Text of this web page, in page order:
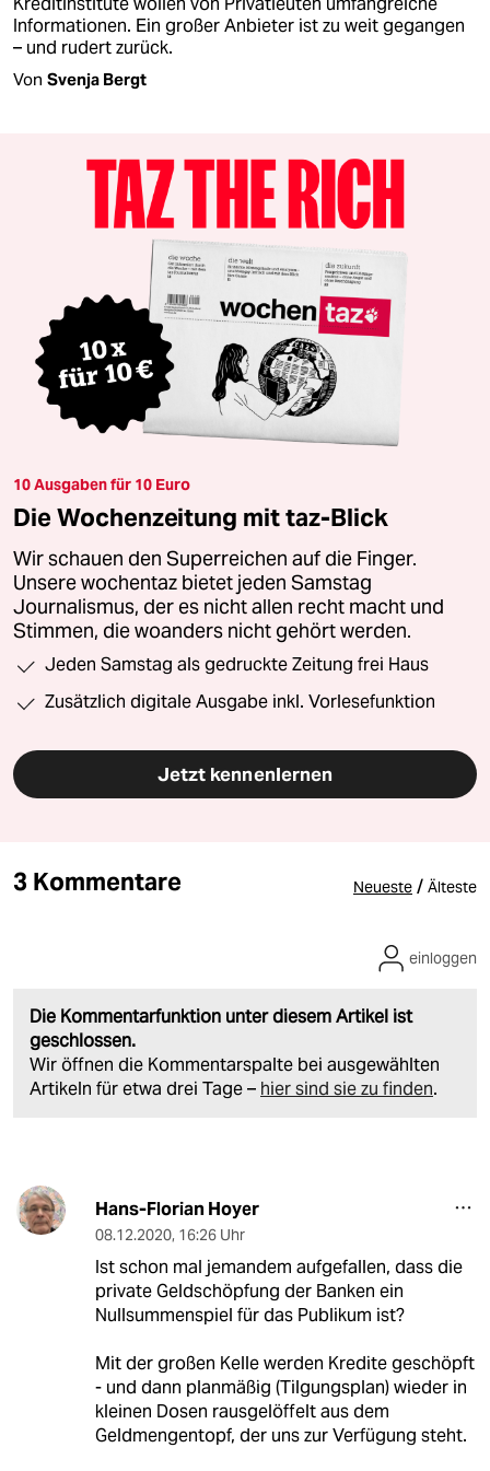
Informationen. Ein großer Anbieter ist zu weit gegangen
– und rudert zurück.
Von Svenja Bergt
10 Ausgaben für 10 Euro
Die Wochenzeitung mit taz-Blick
Wir schauen den Superreichen auf die Finger.
Unsere wochentaz bietet jeden Samstag
Journalismus, der es nicht allen recht macht und
Stimmen, die woanders nicht gehört werden.
Jeden Samstag als gedruckte Zeitung frei Haus
Zusätzlich digitale Ausgabe inkl. Vorlesefunktion
Jetzt kennenlernen
3 Kommentare Neueste / Älteste
Die Kommentarfunktion unter diesem Artikel ist
geschlossen.
Wir öffnen die Kommentarspalte bei ausgewählten
Artikeln für etwa drei Tage – hier sind sie zu finden.
einloggen
Hans-Florian Hoyer
08.12.2020, 16:26 Uhr
Ist schon mal jemandem aufgefallen, dass die
private Geldschöpfung der Banken ein
Nullsummenspiel für das Publikum ist?
Mit der großen Kelle werden Kredite geschöpft
- und dann planmäßig (Tilgungsplan) wieder in
kleinen Dosen rausgelöffelt aus dem
Geldmengentopf, der uns zur Verfügung steht.